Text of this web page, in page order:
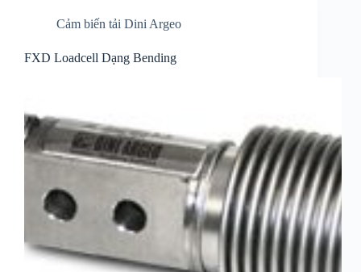
Cảm biến tải Dini Argeo
FXD Loadcell Dạng Bending